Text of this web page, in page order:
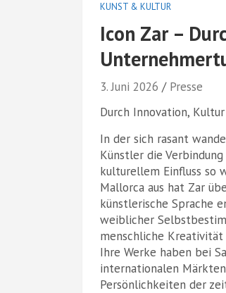
KUNST & KULTUR
Icon Zar –
3. Juni 2026
Presse
Durch Innovation,
In der sich rasant
Künstler die
kulturellem Einfluss so
Mallorca aus hat Zar
künstlerische Sprache
weiblicher
menschliche Kreativität
Ihre Werke haben bei
internationalen
Persönlichkeiten der